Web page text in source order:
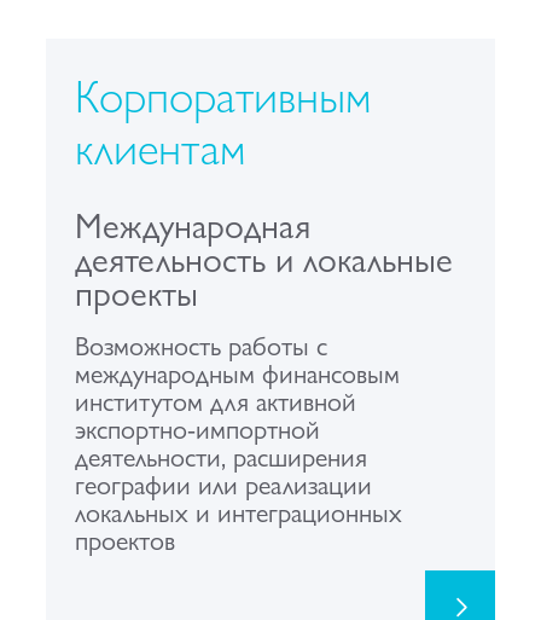
Корпоративным
клиентам
Международная
деятельность и локальные
проекты
Возможность работы с
международным финансовым
институтом для активной
экспортно-импортной
деятельности, расширения
географии или реализации
локальных и интеграционных
проектов